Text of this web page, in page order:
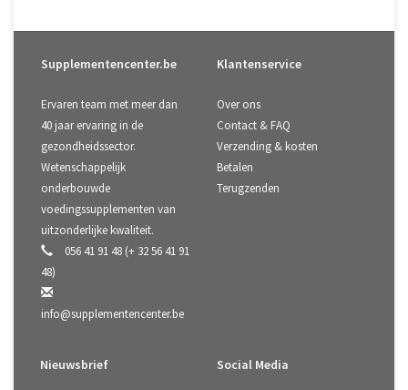
Supplementencenter.be
Ervaren team met meer dan
40 jaar ervaring in de
gezondheidssector.
Wetenschappelijk
onderbouwde
voedingssupplementen van
uitzonderlijke kwaliteit.
056 41 91 48 (+ 32 56 41 91
48)
info@supplementencenter.be
Klantenservice
Over ons
Contact & FAQ
Verzending & kosten
Betalen
Terugzenden
Nieuwsbrief Social Media